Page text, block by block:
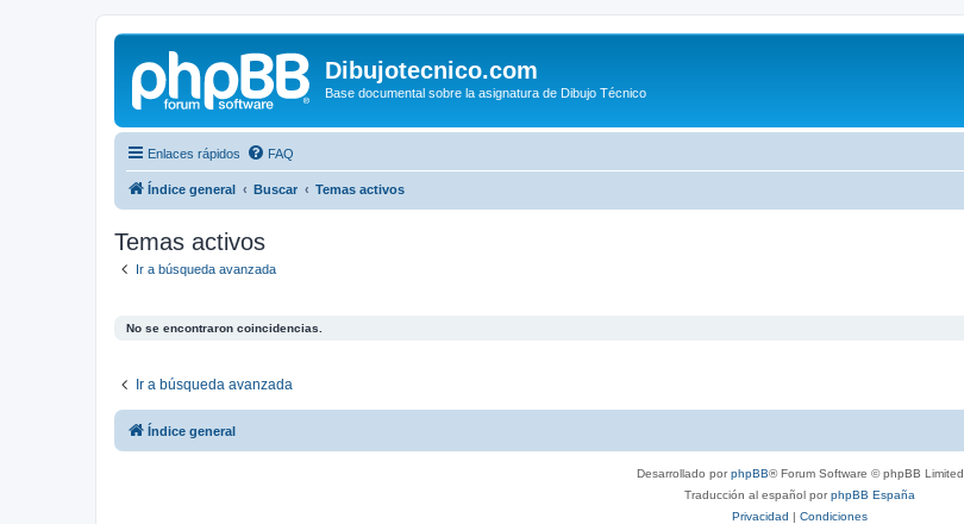
Dibujotecnico.com
Base documental sobre la asignatura de Dibujo Técnico
Enlaces rápidos FAQ
Índice general Buscar Temas activos
Temas activos
Ir a búsqueda avanzada
No se encontraron coincidencias.
Ir a búsqueda avanzada
Índice general
Desarrollado porphpBB® Forum Software © phpBB Limited
Traducción al español porphpBB España
Privacidad | Condiciones